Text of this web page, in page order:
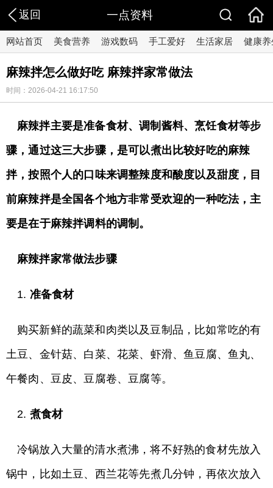
返回 一点资料
网站首页 美食营养 游戏数码 手工爱好 生活家居 健康养
麻辣拌怎么做好吃 麻辣拌家常做法
时间：2026-04-21 16:17:50
麻辣拌主要是准备食材、调制酱料、烹饪食材等步
骤，通过这三大步骤，是可以煮出比较好吃的麻辣
拌，按照个人的口味来调整辣度和酸度以及甜度，目
前麻辣拌是全国各个地方非常受欢迎的一种吃法，主
要是在于麻辣拌调料的调制。
麻辣拌家常做法步骤
1. 准备食材
购买新鲜的蔬菜和肉类以及豆制品，比如常吃的有
土豆、金针菇、白菜、花菜、虾滑、鱼豆腐、鱼丸、
午餐肉、豆皮、豆腐卷、豆腐等。
2. 煮食材
冷锅放入大量的清水煮沸，将不好熟的食材先放入
锅中，比如土豆、西兰花等先煮几分钟，再依次放入